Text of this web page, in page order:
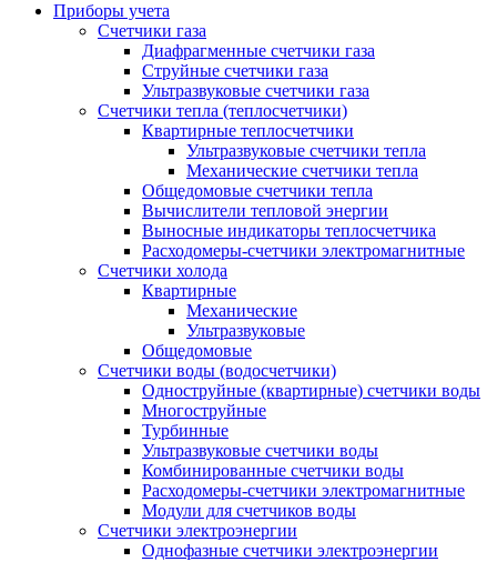
Приборы учета
Счетчики газа
Диафрагменные счетчики газа
Струйные счетчики газа
Ультразвуковые счетчики газа
Счетчики тепла (теплосчетчики)
Квартирные теплосчетчики
Ультразвуковые счетчики тепла
Механические счетчики тепла
Общедомовые счетчики тепла
Вычислители тепловой энергии
Выносные индикаторы теплосчетчика
Расходомеры-счетчики электромагнитные
Счетчики холода
Квартирные
Механические
Ультразвуковые
Общедомовые
Счетчики воды (водосчетчики)
Одноструйные (квартирные) счетчики воды
Многоструйные
Турбинные
Ультразвуковые счетчики воды
Комбинированные счетчики воды
Расходомеры-счетчики электромагнитные
Модули для счетчиков воды
Счетчики электроэнергии
Однофазные счетчики электроэнергии